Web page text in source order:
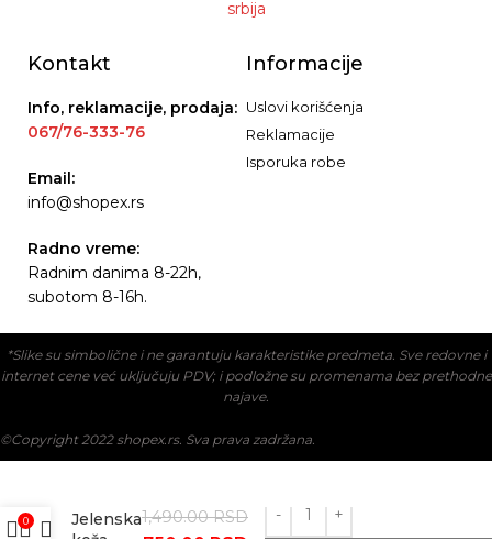
Kontakt
Info, reklamacije, prodaja:
067/76-333-76
Email:
info@shopex.rs
Radno vreme:
Radnim danima 8-22h,
subotom 8-16h.
Informacije
Uslovi korišćenja
Reklamacije
Isporuka robe
*Slike su simbolične i ne garantuju karakteristike predmeta. Sve redovne i
internet cene već uključuju PDV; i podložne su promenama bez prethodne
najave.
©Copyright 2022 shopex.rs. Sva prava zadržana.
Jelenska1,490.00RSD
0